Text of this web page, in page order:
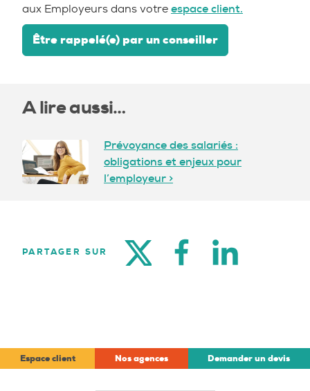
aux Employeurs dans votreespace client.
Être rappelé(e) par un conseiller
A lire aussi…
Prévoyance des salariés :
obligations et enjeux pour
l’employeur >
PARTAGER SUR
TWITTER FACEBOOK
Espace client Nos agences Demander un devis